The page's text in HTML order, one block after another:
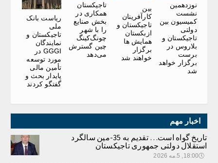
نوزدهمین
نشست
کمیسیون بین
دولتی
تاجیکستان و
بلاروس در
برست
برگزار خواهد
شد
بین
کارآفرینان
تاجیکستان و
ازبکستان
همایش ها
برگزار
خواهند شد
تاجیکستان
همکاری در
بخش صنایع
را با شهر
چونگ‌کینگ
چین گسترش
می‌دهد
ریاست بانک
ملی
تاجیکستان و
نمایندگان
GGGI در
مورد توسعه
تأمین مالی
پایدار بحث و
گفتگو کردند
اخبار مهم
تاریخ گواه است… تقدیم به 35-مین سالگرد
استقلال دولتی جمهوری تاجیکستان
🕔18:00, 5.مه 2026